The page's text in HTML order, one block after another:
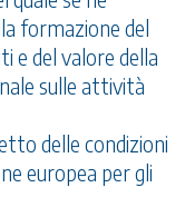
formazione del
e del valore della
sulle attività
delle condizioni
europea per gli